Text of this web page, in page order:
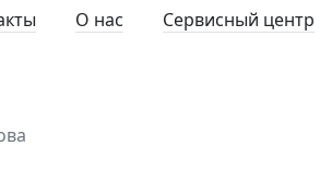
О нас Сервисный центр